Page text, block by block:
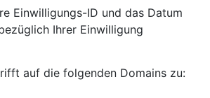
Einwilligungs-ID und das Datum
Ihrer Einwilligung
auf die folgenden Domains zu: